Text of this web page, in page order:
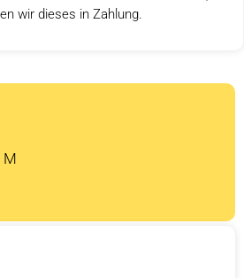
wir dieses in Zahlung.
M